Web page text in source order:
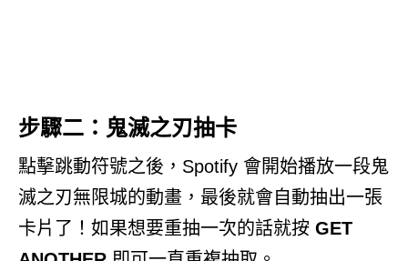
步驟二：鬼滅之刃抽卡
點擊跳動符號之後，Spotify 會開始播放一段鬼
滅之刃無限城的動畫，最後就會自動抽出一張
卡片了！如果想要重抽一次的話就按 GET